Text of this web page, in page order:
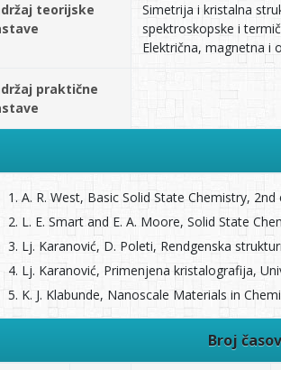
teorijske
Simetrija i kristalna
spektroskopske i
Električna, magnetna i
praktične
A. R. West, Basic Solid State Chemistry,
L. E. Smart and E. A. Moore, Solid State
Lj. Karanović, D. Poleti, Rendgenska
Lj. Karanović, Primenjena kristalografija,
K. J. Klabunde, Nanoscale Materials in
Broj